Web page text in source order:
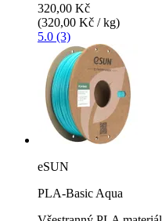
320,00 Kč
(320,00 Kč / kg)
5.0 (3)
eSUN
PLA-Basic Aqua